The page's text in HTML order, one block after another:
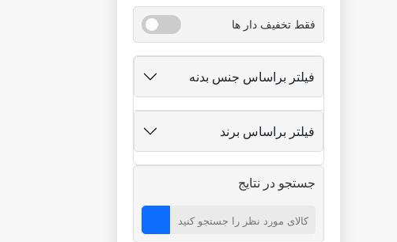
فقط تخفیف دار ها
فیلتر براساس جنس بدنه
فیلتر براساس برند
جستجو در نتایج